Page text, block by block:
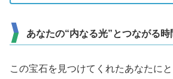
あなたの“内なる光”とつながる時
この宝石を見つけてくれたあなたに